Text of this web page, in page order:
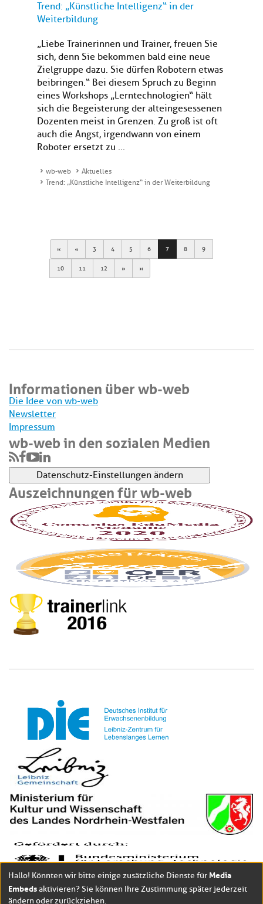
Trend: „Künstliche Intelligenz“ in der
Weiterbildung
„Liebe Trainerinnen und Trainer, freuen Sie
sich, denn Sie bekommen bald eine neue
Zielgruppe dazu. Sie dürfen Robotern etwas
beibringen.“ Bei diesem Spruch zu Beginn
eines Workshops „Lerntechnologien“ hält
sich die Begeisterung der alteingesessenen
Dozenten meist in Grenzen. Zu groß ist oft
auch die Angst, irgendwann von einem
Roboter ersetzt zu ...
wb-web
Aktuelles
Trend: „Künstliche Intelligenz“ in der Weiterbildung
First Previous
3 4 5 6 7 8 9
10 11 12 Next Last
Informationen über wb-web
Die Idee von wb-web
Newsletter
Impressum
wb-web in den sozialen Medien
Datenschutz-Einstellungen ändern
Auszeichnungen für wb-web
Hallo! Könnten wir bitte einige zusätzliche Dienste für Media
Embedsaktivieren? Sie können Ihre Zustimmung später jederzeit
ändern oder zurückziehen.